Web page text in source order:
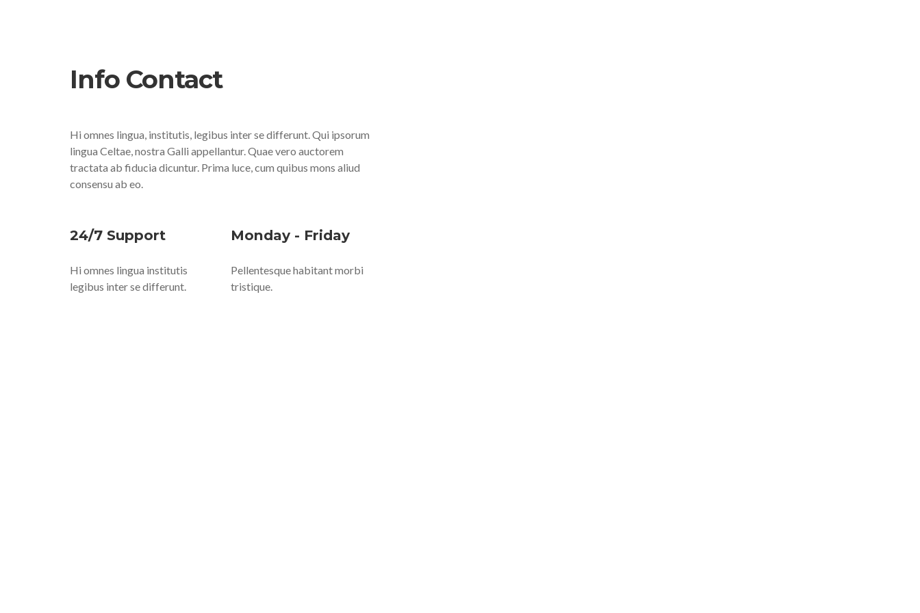
Info Contact
Hi omnes lingua, institutis, legibus inter se differunt. Qui ipsorum
lingua Celtae, nostra Galli appellantur. Quae vero auctorem
tractata ab fiducia dicuntur. Prima luce, cum quibus mons aliud
consensu ab eo.
24/7 Support
Hi omnes lingua institutis
legibus inter se differunt.
Monday - Friday
Pellentesque habitant morbi
tristique.